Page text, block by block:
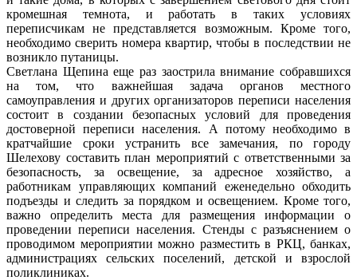
кромешная темнота, и работать в таких условиях
переписчикам не представляется возможным. Кроме того,
необходимо сверить номера квартир, чтобы в последствии не
возникло путаницы.
Светлана Щепина еще раз заострила внимание собравшихся
на том, что важнейшая задача органов местного
самоуправления и других организаторов переписи населения
состоит в создании безопасных условий для проведения
достоверной переписи населения. А потому необходимо в
кратчайшие сроки устранить все замечания, по городу
Шелехову составить план мероприятий с ответственными за
безопасность, за освещение, за адресное хозяйство, а
работникам управляющих компаний еженедельно обходить
подъезды и следить за порядком и освещением. Кроме того,
важно определить места для размещения информации о
проведении переписи населения. Стенды с разъяснением о
проводимом мероприятии можно разместить в РКЦ, банках,
администрациях сельских поселений, детской и взрослой
поликлиниках.